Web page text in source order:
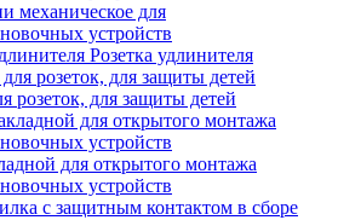
механическое для
устройств
Розетка удлинителя
розеток, для защиты детей
для открытого монтажа
устройств